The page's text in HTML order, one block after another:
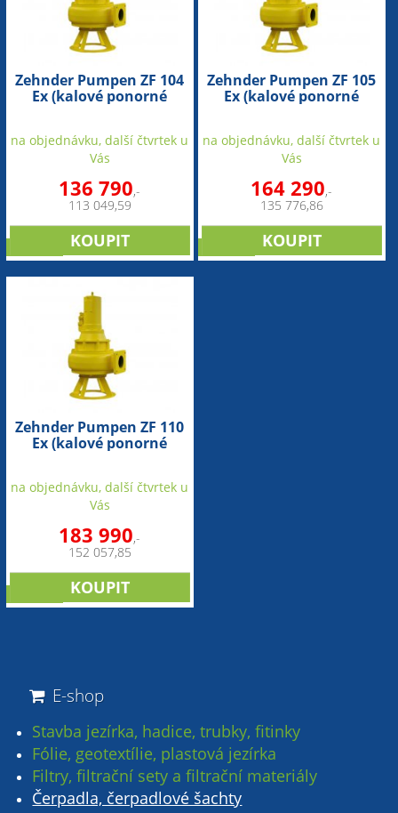
Zehnder Pumpen ZF 104
Ex (kalové ponorné
na objednávku, další čtvrtek u
Vás
136 790,-
113 049,59
Zehnder Pumpen ZF 105
Ex (kalové ponorné
na objednávku, další čtvrtek u
Vás
164 290,-
135 776,86
Zehnder Pumpen ZF 110
Ex (kalové ponorné
na objednávku, další čtvrtek u
Vás
183 990,-
152 057,85
E-shop
Stavba jezírka, hadice, trubky, fitinky
Fólie, geotextílie, plastová jezírka
Filtry, filtrační sety a filtrační materiály
Čerpadla, čerpadlové šachty